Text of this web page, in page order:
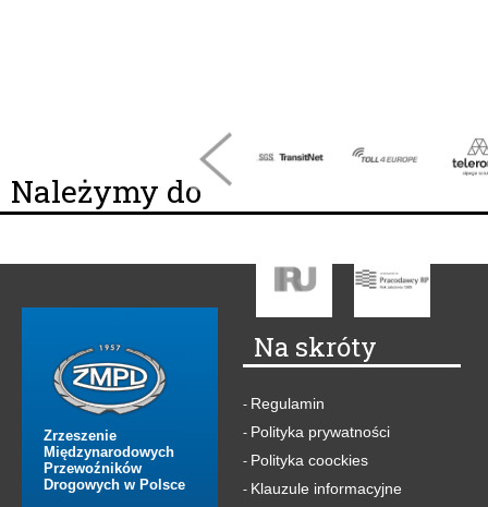
Należymy do
Zrzeszenie
Międzynarodowych
Przewoźników
Drogowych w Polsce
Na skróty
- Regulamin
- Polityka prywatności
- Polityka coockies
- Klauzule informacyjne